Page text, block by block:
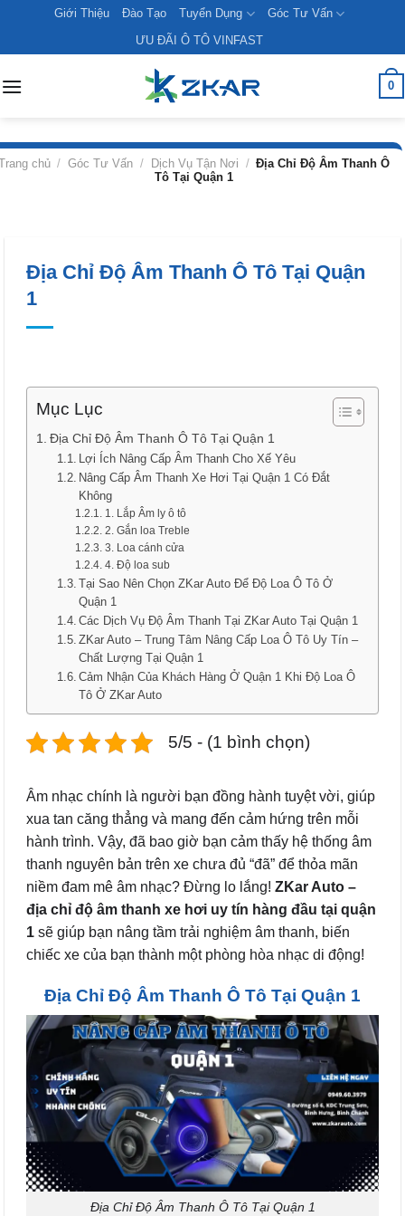
content
Giới Thiệu Đào Tạo Tuyển Dụng
Góc Tư Vấn
ƯU ĐÃI Ô TÔ VINFAST
0
chủ / Góc Tư Vấn / Dịch Vụ Tận Nơi / Địa Chỉ Độ Âm Thanh Ô
Tô Tại Quận 1
Địa Chỉ Độ Âm Thanh Ô Tô Tại Quận
1
Mục Lục
Địa Chỉ Độ Âm Thanh Ô Tô Tại Quận 1
Lợi Ích Nâng Cấp Âm Thanh Cho Xế Yêu
Nâng Cấp Âm Thanh Xe Hơi Tại Quận 1 Có Đắt
Không
1. Lắp Âm ly ô tô
2. Gắn loa Treble
3. Loa cánh cửa
4. Độ loa sub
Tại Sao Nên Chọn ZKar Auto Để Độ Loa Ô Tô Ở
Quận 1
Các Dịch Vụ Độ Âm Thanh Tại ZKar Auto Tại Quận 1
ZKar Auto – Trung Tâm Nâng Cấp Loa Ô Tô Uy Tín –
Chất Lượng Tại Quận 1
Cảm Nhận Của Khách Hàng Ở Quận 1 Khi Độ Loa Ô
Tô Ở ZKar Auto
5/5 - (1 bình chọn)
Âm nhạc chính là người bạn đồng hành tuyệt vời, giúp
xua tan căng thẳng và mang đến cảm hứng trên mỗi
hành trình. Vậy, đã bao giờ bạn cảm thấy hệ thống âm
thanh nguyên bản trên xe chưa đủ “đã” để thỏa mãn
niềm đam mê âm nhạc? Đừng lo lắng! ZKar Auto –
địa chỉ độ âm thanh xe hơi uy tín hàng đầu tại quận
1 sẽ giúp bạn nâng tầm trải nghiệm âm thanh, biến
chiếc xe của bạn thành một phòng hòa nhạc di động!
Địa Chỉ Độ Âm Thanh Ô Tô Tại Quận 1
Địa Chỉ Độ Âm Thanh Ô Tô Tại Quận 1